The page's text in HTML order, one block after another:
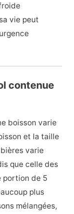
vie peut
contenue
boisson varie
et la taille
varie
que celle des
portion de 5
plus
mélangées,